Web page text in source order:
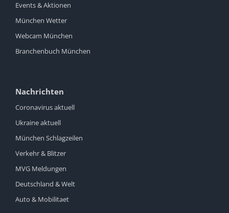
Events & Aktionen
München Wetter
Webcam München
Branchenbuch München
Nachrichten
Coronavirus aktuell
Ukraine aktuell
München Schlagzeilen
Verkehr & Blitzer
MVG Meldungen
Deutschland & Welt
Auto & Mobilitaet